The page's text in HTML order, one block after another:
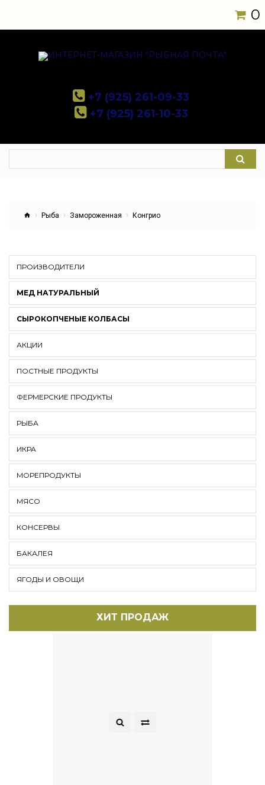
0
+7 (925) 261-09-33
+7 (925) 261-10-33
Рыба Замороженная Конгрио
ПРОИЗВОДИТЕЛИ
МЕД НАТУРАЛЬНЫЙ
СЫРОКОПЧЕНЫЕ КОЛБАСЫ
АКЦИИ
ПОСТНЫЕ ПРОДУКТЫ
ФЕРМЕРСКИЕ ПРОДУКТЫ
РЫБА
ИКРА
МОРЕПРОДУКТЫ
МЯСО
КОНСЕРВЫ
БАКАЛЕЯ
ЯГОДЫ И ОВОЩИ
ХИТ ПРОДАЖ